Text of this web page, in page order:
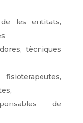
les entitats,
tècniques
de